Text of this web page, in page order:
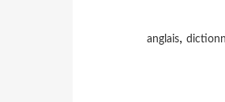
anglais,